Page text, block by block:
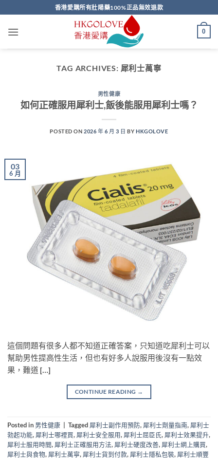
to
content
香港愛購所有壯陽藥100%正品無效退款
0
TAG ARCHIVES: 犀利士萬寧
男性健康
如何正確服用犀利士,飯後能服用犀利士嗎？
POSTED ON2026 年 6 月 3 日 BYHKGOLOVE
03
6 月
這個問題有很多人都不知道正確答案，只知道吃犀利士可以
幫助男性提高性生活，但也有好多人說服用後沒有一點效
果，難道 […]
CONTINUE READING →
Posted in 男性健康 Tagged 犀利士副作用預防, 犀利士劑量指南, 犀利士
勃起功能, 犀利士哪裡買, 犀利士安全服用, 犀利士屈臣氏, 犀利士效果提升,
犀利士服用時間, 犀利士正確服用方法, 犀利士硬度改善, 犀利士網上購買,
犀利士與食物, 犀利士萬寧, 犀利士貨到付款, 犀利士隱私包裝, 犀利士順豐